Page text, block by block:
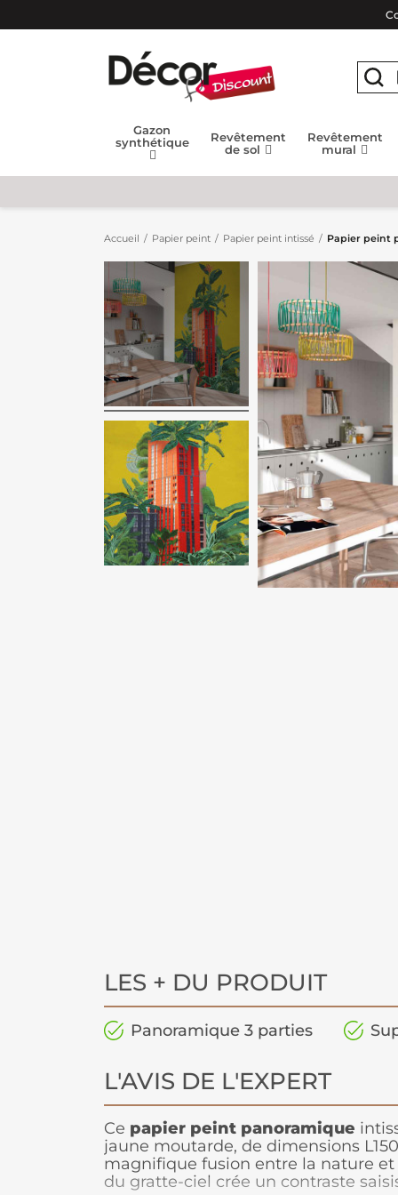
Gazon
synthétique
Revêtement
de sol
Revêtement
mural
Accueil Papier peint Papier peint intissé Papier peint
LES + DU PRODUIT
Panoramique 3 parties
L'AVIS DE L'EXPERT
Ce papier peint panoramique
jaune moutarde, de dimensions
magnifique fusion entre la nature
du gratte-ciel crée un contraste